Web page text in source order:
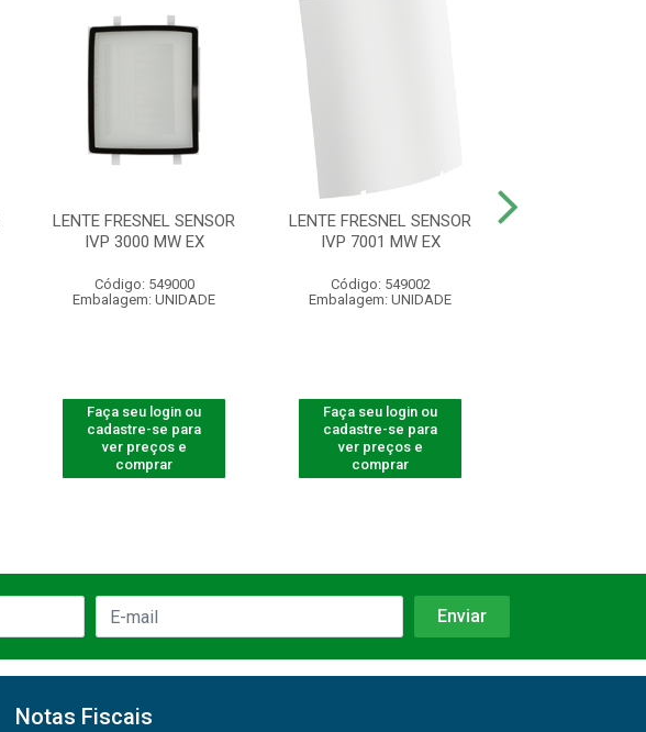
LENTE FRESNEL SENSOR
IVP 3000 MW EX
Código: 549000
Embalagem: UNIDADE
Faça seu login ou
cadastre-se para
ver preços e
comprar
LENTE FRESNEL SENSOR
IVP 7001 MW EX
Código: 549002
Embalagem: UNIDADE
Faça seu login ou
cadastre-se para
ver preços e
comprar
Notas Fiscais